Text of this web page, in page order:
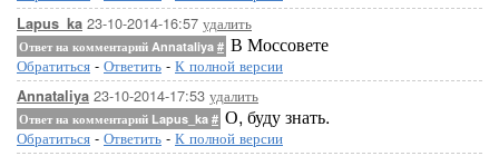
Lapus_ka 23-10-2014-16:57 удалить
Ответ на комментарий Annataliya # В Моссовете
Обратиться - Ответить - К полной версии
Annataliya 23-10-2014-17:53 удалить
Ответ на комментарий Lapus_ka # О, буду знать.
Обратиться - Ответить - К полной версии